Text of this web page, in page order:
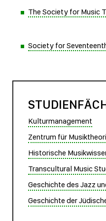
The Society for Music
Society for
Kulturmanagement
Zentrum für
Historische
Transcultural Music
Geschichte des Jazz
Geschichte der